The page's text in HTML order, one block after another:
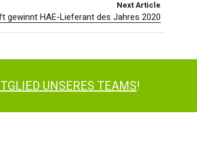
Next Article
gewinnt HAE-Lieferant des Jahres 2020
UNSERES TEAMS!